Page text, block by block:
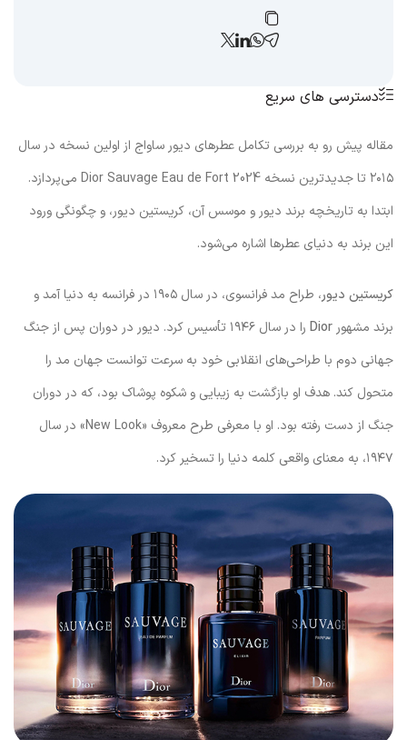
دسترسی های سریع
مقاله پیش رو به بررسی تکامل عطرهای دیور ساواج از اولین نسخه در سال
۲۰۱۵ تا جدیدترین نسخه Dior Sauvage Eau de Fort 2024 می‌پردازد.
ابتدا به تاریخچه برند دیور و موسس آن، کریستین دیور، و چگونگی ورود
این برند به دنیای عطرها اشاره می‌شود.
کریستین دیور
، طراح مد فرانسوی، در سال ۱۹۰۵ در فرانسه به دنیا آمد و
برند مشهور Dior
را در سال ۱۹۴۶ تأسیس کرد. دیور در دوران پس از جنگ
جهانی دوم با طراحی‌های انقلابی خود به سرعت توانست جهان مد را
متحول کند. هدف او بازگشت به زیبایی و شکوه پوشاک بود، که در دوران
جنگ از دست رفته بود. او با معرفی طرح معروف «New Look» در سال
۱۹۴۷، به معنای واقعی کلمه دنیا را تسخیر کرد.